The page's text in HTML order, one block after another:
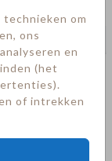
om
ons
en
(het
of intrekken